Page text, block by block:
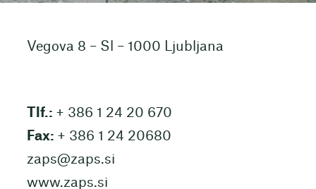
Vegova 8 – Sl – 1000 Ljubljana
Tlf.: + 386 1 24 20 670
Fax: + 386 1 24 20680
zaps@zaps.si
www.zaps.si